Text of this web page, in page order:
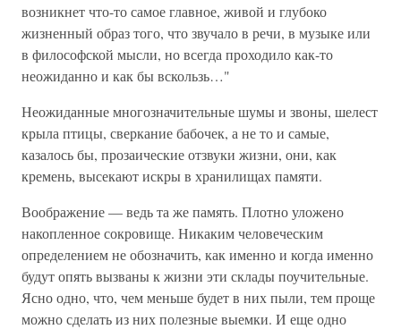
возникнет что-то самое главное, живой и глубоко
жизненный образ того, что звучало в речи, в музыке или
в философской мысли, но всегда проходило как-то
неожиданно и как бы вскользь…"
Неожиданные многозначительные шумы и звоны, шелест
крыла птицы, сверкание бабочек, а не то и самые,
казалось бы, прозаические отзвуки жизни, они, как
кремень, высекают искры в хранилищах памяти.
Воображение — ведь та же память. Плотно уложено
накопленное сокровище. Никаким человеческим
определением не обозначить, как именно и когда именно
будут опять вызваны к жизни эти склады поучительные.
Ясно одно, что, чем меньше будет в них пыли, тем проще
можно сделать из них полезные выемки. И еще одно